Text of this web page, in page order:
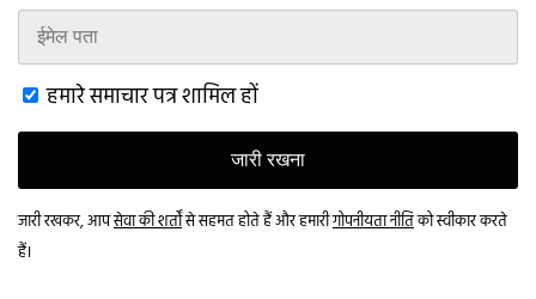
हमारे समाचार पत्र शामिल हों
जारी रखना
जारी रखकर, आपसेवा की शर्तोंसे सहमत होते हैं और हमारीगोपनीयता नीतिको स्वीकार करते
हैं।
provide additional functionality.Read more
Twitter Instagram
© 2026 Superbe Magazine